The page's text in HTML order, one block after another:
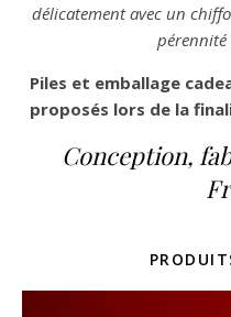
délicatement avec un
pérennité
Piles et emballage
proposés lors de la
Conception,